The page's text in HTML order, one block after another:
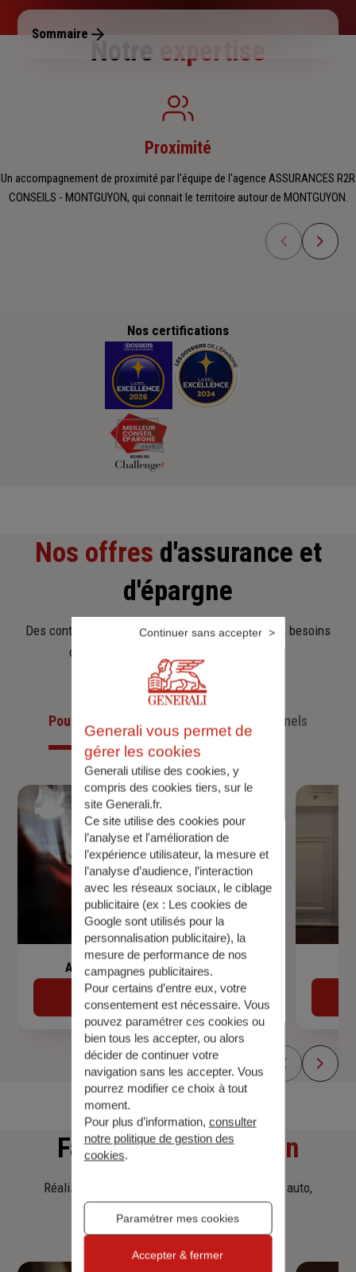
Dimanche : Fermé
Sommaire
Notre expertise
Proximité
Un accompagnement de proximité par l'équipe de l'agence ASSURANCES R2R
CONSEILS - MONTGUYON, qui connait le territoire autour de MONTGUYON.
Nos certifications
Nos offres d'assurance et
d'épargne
Des contrats clairs et flexibles pour sécuriser vos besoins
d’aujourd’hui et anticiper ceux de demain.
Pour les particuliers Pour les professionnels
Assurance de prêt immobilier
Découvrir
Faitesune simulation
Réalisez une simulation tarifaire d'assurance, auto,
Generali vous permet de
gérer les cookies
Generali utilise des cookies, y
compris des cookies tiers, sur le
site Generali.fr.
Ce site utilise des cookies pour
l’analyse et l'amélioration de
l’expérience utilisateur, la mesure et
l’analyse d’audience, l’interaction
avec les réseaux sociaux, le ciblage
publicitaire (ex : Les cookies de
Google sont utilisés pour la
personnalisation publicitaire), la
mesure de performance de nos
campagnes publicitaires.
Pour certains d’entre eux, votre
consentement est nécessaire. Vous
pouvez paramétrer ces cookies ou
bien tous les accepter, ou alors
décider de continuer votre
navigation sans les accepter. Vous
pourrez modifier ce choix à tout
moment.
Pour plus d’information, consulter
notre politique de gestion des
cookies.
Paramétrer mes cookies
Continuer sans accepter
Accepter & fermer